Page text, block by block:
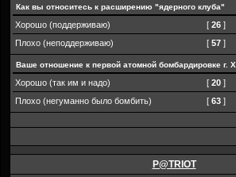
Как вы относитесь к расширению "ядерного клуба"
Хорошо (поддерживаю) [ 26 ]
Плохо (неподдерживаю) [ 57 ]
Ваше отношение к первой атомной бомбардировке г.
Хорошо (так им и надо) [ 20 ]
Плохо (негуманно было бомбить) [ 63 ]
P@TRIOT